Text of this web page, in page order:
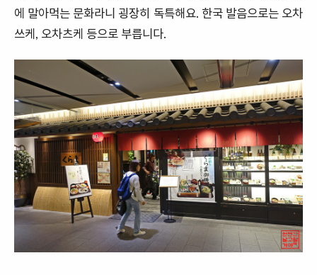
에 말아먹는 문화라니 굉장히 독특해요. 한국 발음으로는 오차
쓰케, 오차츠케 등으로 부릅니다.